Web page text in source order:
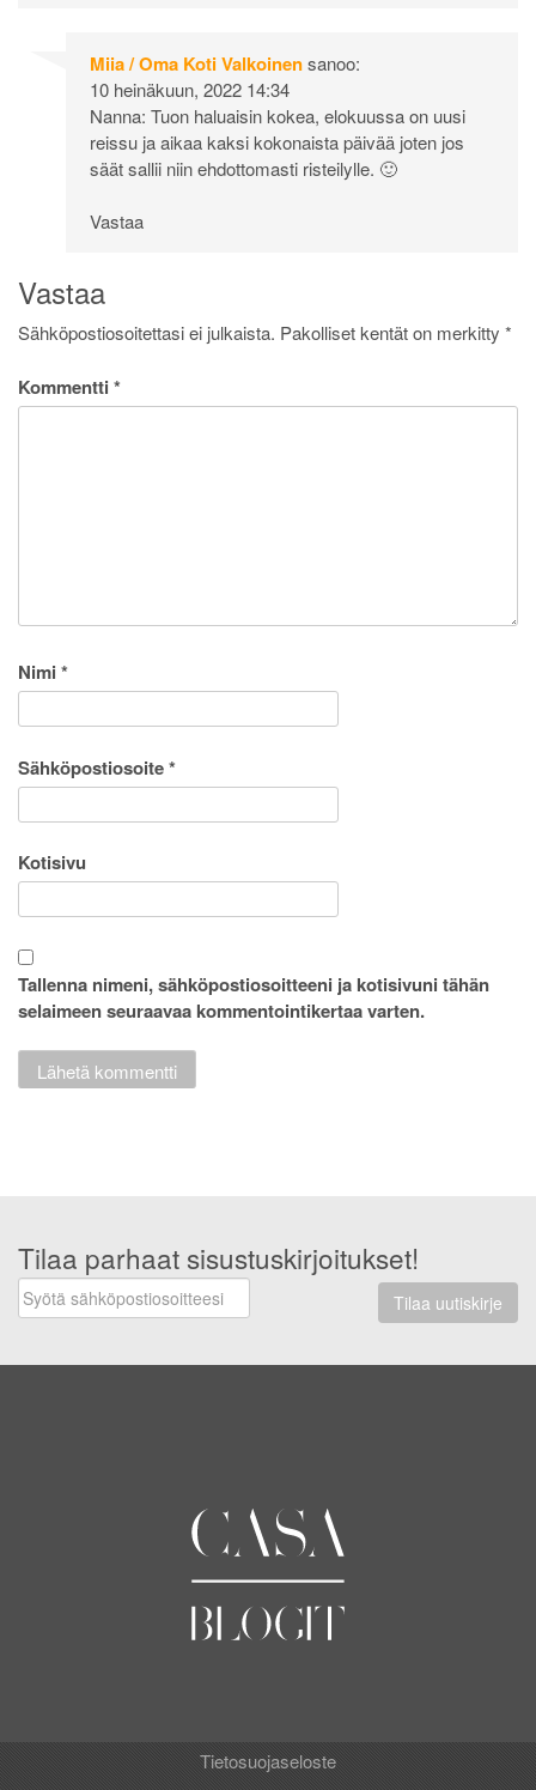
Miia / Oma Koti Valkoinensanoo:
10 heinäkuun, 2022 14:34
Nanna: Tuon haluaisin kokea, elokuussa on uusi
reissu ja aikaa kaksi kokonaista päivää joten jos
säät sallii niin ehdottomasti risteilylle. 🙂
Vastaa
Vastaa
Sähköpostiosoitettasi ei julkaista. Pakolliset kentät on merkitty *
Kommentti *
Nimi *
Sähköpostiosoite*
Kotisivu
Tallenna nimeni, sähköpostiosoitteeni ja kotisivuni tähän
selaimeen seuraavaa kommentointikertaa varten.
Tilaa parhaat sisustuskirjoitukset!
Tilaa uutiskirje
Tietosuojaseloste